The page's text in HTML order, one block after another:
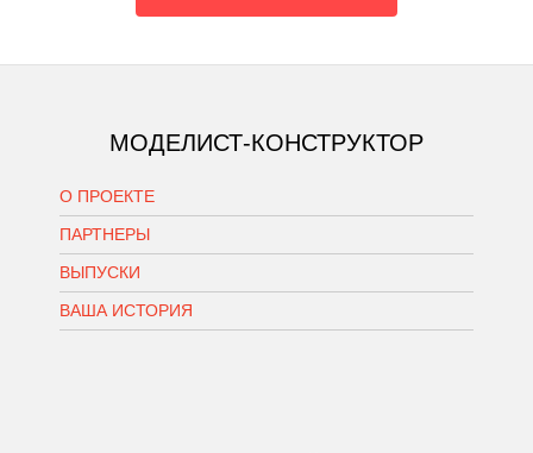
МОДЕЛИСТ-КОНСТРУКТОР
О ПРОЕКТЕ
ПАРТНЕРЫ
ВЫПУСКИ
ВАША ИСТОРИЯ